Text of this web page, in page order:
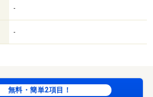
％ ※ペット可は２．５万／２．
町内会費５００円／月・管理形態／管
在・「カーサ ドマーニ」：射水市エ
とした、専有面積４５．８１平米のス
ーニング費用 60000円/鍵セット
-
-
無料・簡単2項目！